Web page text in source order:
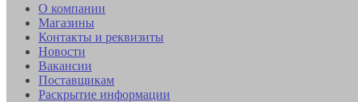
О компании
Магазины
Контакты и реквизиты
Новости
Вакансии
Поставщикам
Раскрытие информации